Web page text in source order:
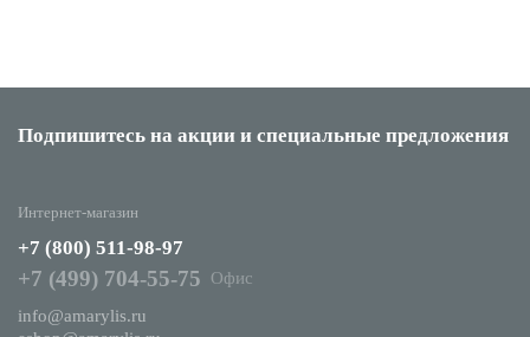
Подпишитесь на акции и специальные предложения
Интернет-магазин
+7 (800) 511-98-97
+7 (499) 704-55-75
Офис
info@amarylis.ru